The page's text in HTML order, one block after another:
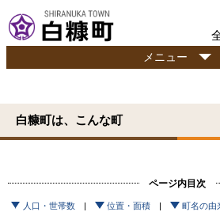
文
へ
ュ
へ
行
政
報
メニュー
白糠町は、こんな町
ページ内目次
人口・世帯数 位置・面積 町名の由